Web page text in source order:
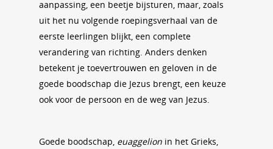
aanpassing, een beetje bijsturen, maar, zoals
uit het nu volgende roepingsverhaal van de
eerste leerlingen blijkt, een complete
verandering van richting. Anders denken
betekent je toevertrouwen en geloven in de
goede boodschap die Jezus brengt, een keuze
ook voor de persoon en de weg van Jezus.
Goede boodschap, euaggelion in het Grieks,